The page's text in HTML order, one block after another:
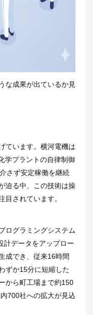
な成果が出ているか見
ています。横河電機は
学プラントの自律制御
さず安定稼働を継続
迫る中、この技術は操
目されています。
ログラミングシステム
計データをアップロー
成でき、従来16時間
ずか15分に短縮した
から町工場まで約150
700社への拡大が見込